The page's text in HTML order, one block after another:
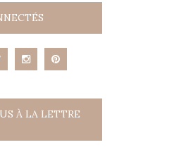
À LA LETTRE